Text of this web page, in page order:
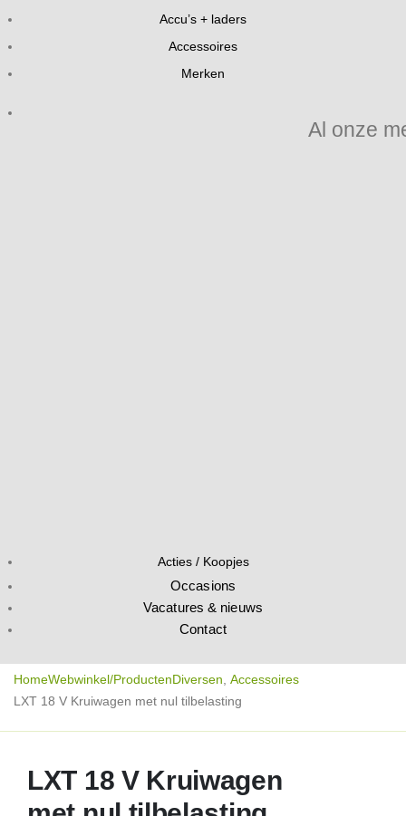
Accu’s + laders
Accessoires
Merken
Al onze
Acties / Koopjes
Occasions
Vacatures & nieuws
Contact
HomeWebwinkel/ProductenDiversen Accessoires
LXT 18 V Kruiwagen met nul tilbelasting
LXT 18 V Kruiwagen